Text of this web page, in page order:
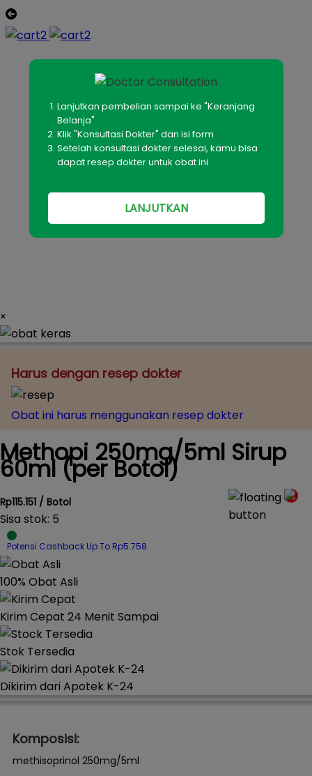
Lanjutkan pembelian sampai ke "Keranjang
Belanja"
Klik "Konsultasi Dokter" dan isi form
Setelah konsultasi dokter selesai, kamu bisa
dapat resep dokter untuk obat ini
LANJUTKAN
×
Harus dengan resep dokter
Obat ini harus menggunakan resep dokter
Methopi 250mg/5ml Sirup
60ml (per Botol)
Rp115.151 / Botol
Sisa stok: 5
Potensi Cashback Up To Rp5.758
100% Obat Asli
Kirim Cepat 24 Menit Sampai
Stok Tersedia
Dikirim dari Apotek K-24
Komposisi:
methisoprinol 250mg/5ml